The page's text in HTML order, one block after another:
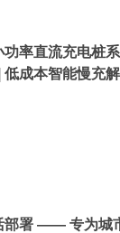
功率直流充电桩
低成本智能慢充
部署 —— 专为城